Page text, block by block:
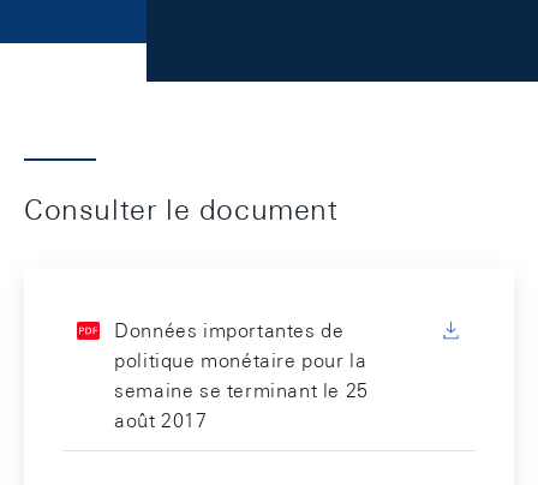
Consulter le document
Données importantes de
politique monétaire pour la
semaine se terminant le 25
août 2017